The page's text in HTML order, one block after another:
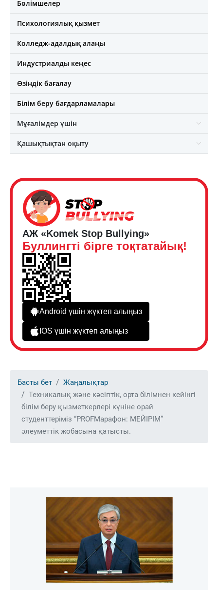
Бөлімшелер
Психологиялық қызмет
Колледж-адалдық алаңы
Индустриалды кеңес
Өзіндік бағалау
Білім беру бағдарламалары
Мұғалімдер үшін
Қашықтықтан оқыту
АЖ «Komek Stop Bullying»
Буллингті бірге тоқтатайық!
Android үшін жүктеп алыңыз
IOS үшін жүктеп алыңыз
Басты бет
Жаңалықтар
Техникалық және кәсіптік, орта білімнен кейінгі
білім беру қызметкерлері күніне орай
студенттеріміз “PROFМарафон: МЕЙІРІМ”
әлеуметтік жобасына қатысты.